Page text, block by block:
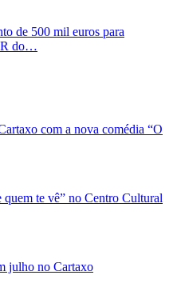
de 500 mil euros para
do…
com a nova comédia “O
quem te vê” no Centro Cultural
julho no Cartaxo